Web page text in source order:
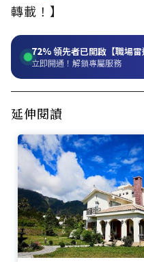
轉載！】
72%領先者已開啟【職場雷
立即開通！解鎖專屬服務
延伸閱讀